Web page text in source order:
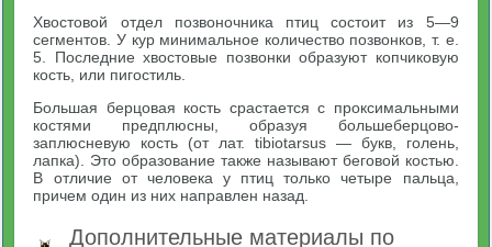
Хвостовой отдел позвоночника птиц состоит из 5—9
сегментов. У кур минимальное количество позвонков, т. е.
5. Последние хвостовые позвонки образуют копчиковую
кость, или пигостиль.
Большая берцовая кость срастается с проксимальными
костями предплюсны, образуя большеберцово-
заплюсневую кость (от лат. tibiotarsus — букв, голень,
лапка). Это образование также называют беговой костью.
В отличие от человека у птиц только четыре пальца,
причем один из них направлен назад.
Дополнительные материалы по